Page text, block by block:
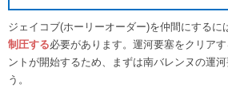
ジェイコブ(ホーリーオーダー)を仲間にするに
制圧する必要があります。運河要塞をクリア
ントが開始するため、まずは南バレンヌの運
う。